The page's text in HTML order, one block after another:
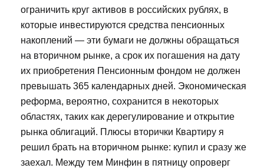
ограничить круг активов в российских рублях, в
которые инвестируются средства пенсионных
накоплений — эти бумаги не должны обращаться
на вторичном рынке, а срок их погашения на дату
их приобретения Пенсионным фондом не должен
превышать 365 календарных дней. Экономическая
реформа, вероятно, сохранится в некоторых
областях, таких как дерегулирование и открытие
рынка облигаций. Плюсы вторички Квартиру я
решил брать на вторичном рынке: купил и сразу же
заехал. Между тем Минфин в пятницу опроверг